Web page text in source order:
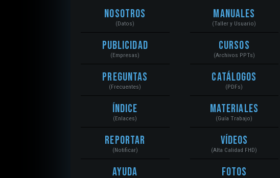
Nosotros
(Datos)
Publicidad
(Empresas)
Preguntas
(Frecuentes)
Índice
(Enlaces)
Reportar
(Notificar)
Ayuda
Manuales
(Taller y Usuario)
Cursos
(Archivos PPTs)
Catálogos
(PDFs)
Materiales
(Guía Trabajo)
Vídeos
(Alta Calidad FHD)
Fotos